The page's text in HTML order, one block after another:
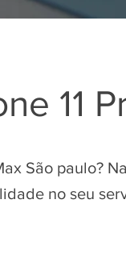
11
São paulo?
no seu